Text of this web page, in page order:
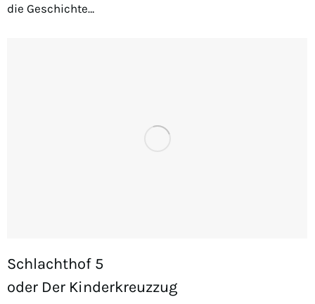
die Geschichte…
Schlachthof 5
oder Der Kinderkreuzzug